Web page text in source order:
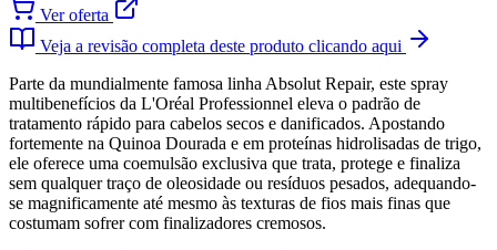
Ver oferta
Veja a revisão completa deste produto clicando aqui
Parte da mundialmente famosa linha Absolut Repair, este spray
multibenefícios da L'Oréal Professionnel eleva o padrão de
tratamento rápido para cabelos secos e danificados. Apostando
fortemente na Quinoa Dourada e em proteínas hidrolisadas de trigo,
ele oferece uma coemulsão exclusiva que trata, protege e finaliza
sem qualquer traço de oleosidade ou resíduos pesados, adequando-
se magnificamente até mesmo às texturas de fios mais finas que
costumam sofrer com finalizadores cremosos.